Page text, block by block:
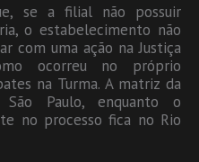
se a filial não possuir
o estabelecimento não
com uma ação na Justiça
ocorreu no próprio
na Turma. A matriz da
Paulo, enquanto o
no processo fica no Rio